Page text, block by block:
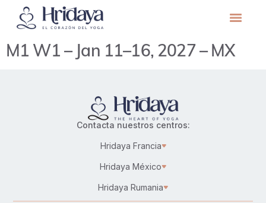
M1 W1 – Jan 11–16, 2027 – MX
Contacta nuestros centros:
Hridaya Francia
Hridaya México
Hridaya Rumania